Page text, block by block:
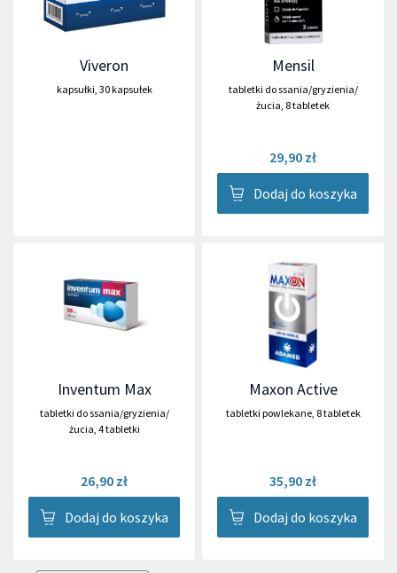
Viveron
kapsułki 30 kapsułek
Mensil
tabletki do ssania/gryzienia/
żucia 8 tabletek
29,90 zł
Dodaj do koszyka
Inventum Max
tabletki do ssania/gryzienia/
żucia 4 tabletki
26,90 zł
Dodaj do koszyka
Maxon Active
tabletki powlekane, 8 tabletek
35,90 zł
Dodaj do koszyka